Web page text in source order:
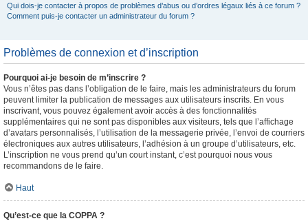
Qui dois-je contacter à propos de problèmes d’abus ou d’ordres légaux liés à ce forum ?
Comment puis-je contacter un administrateur du forum ?
Problèmes de connexion et d’inscription
Pourquoi ai-je besoin de m’inscrire ?
Vous n’êtes pas dans l’obligation de le faire, mais les administrateurs du forum
peuvent limiter la publication de messages aux utilisateurs inscrits. En vous
inscrivant, vous pouvez également avoir accès à des fonctionnalités
supplémentaires qui ne sont pas disponibles aux visiteurs, tels que l’affichage
d’avatars personnalisés, l’utilisation de la messagerie privée, l’envoi de courriers
électroniques aux autres utilisateurs, l’adhésion à un groupe d’utilisateurs, etc.
L’inscription ne vous prend qu’un court instant, c’est pourquoi nous vous
recommandons de le faire.
Haut
Qu’est-ce que la COPPA ?